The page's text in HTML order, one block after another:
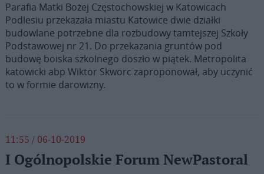
Parafia Matki Bożej Częstochowskiej w Katowicach
Podlesiu przekazała miastu Katowice dwie działki
budowlane potrzebne dla rozbudowy tamtejszej Szkoły
Podstawowej nr 21. Do przekazania gruntów pod
budowę boiska szkolnego doszło w piątek. Metropolita
katowicki abp Wiktor Skworc zaproponował, aby uczynić
to w formie darowizny.
11:55 / 06-10-2019
I Ogólnopolskie Forum NewPastoral